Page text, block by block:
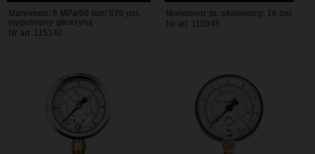
Manometr, 6 MPa/60 bar/ 870 psi,
wypełniony gliceryną
Nr art. 115140
Manometr pr. skalowany, 16 bar
Nr art. 115045